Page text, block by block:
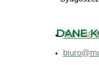
DANE
Tel. +48